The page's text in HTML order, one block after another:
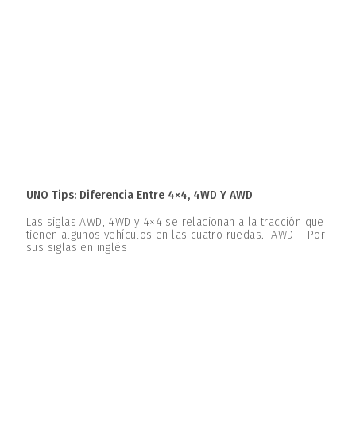
UNO Tips: Diferencia Entre 4×4, 4WD Y AWD
Las siglas AWD, 4WD y 4×4 se relacionan a la tracción que
tienen algunos vehículos en las cuatro ruedas. AWD Por
sus siglas en inglés